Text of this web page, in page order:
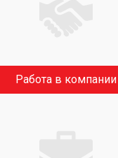
Работа в компании